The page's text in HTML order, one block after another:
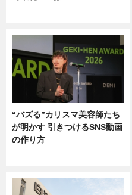
“バズる”カリスマ美容師たち
が明かす 引きつけるSNS動画
の作り方